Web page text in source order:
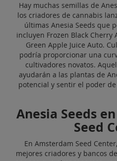
Hay muchas semillas de
los criadores de cannabis
últimas Anesia Seeds que
incluyen Frozen Black Cherry
Green Apple Juice Auto.
podría proporcionar una
cultivadores novatos.
ayudarán a las plantas de
potencial y sentir el poder
Anesia Seeds
Seed
En Amsterdam Seed
mejores criadores y bancos